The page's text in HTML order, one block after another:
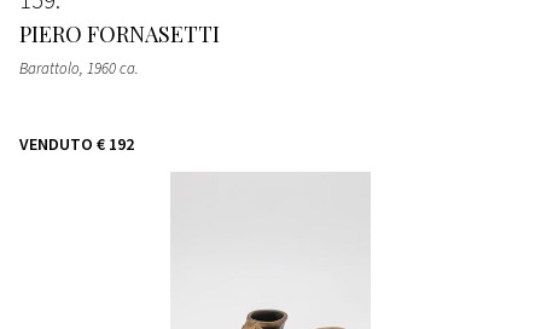
PIERO FORNASETTI
Barattolo, 1960 ca.
VENDUTO € 192